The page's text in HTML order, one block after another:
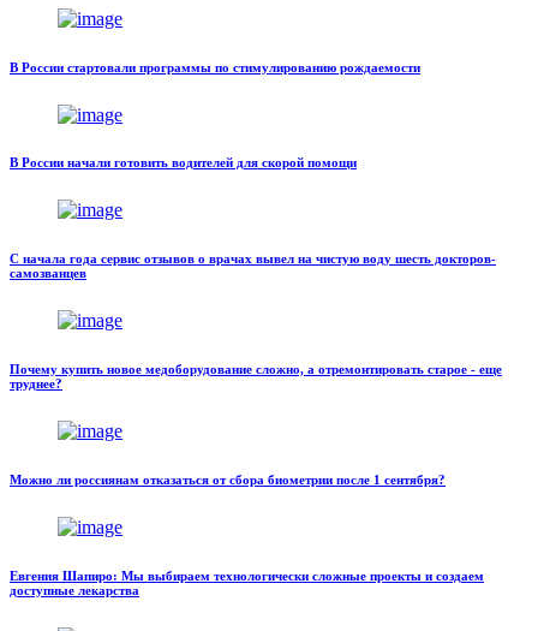
В России стартовали программы по стимулированию рождаемости
В России начали готовить водителей для скорой помощи
С начала года сервис отзывов о врачах вывел на чистую воду шесть докторов-
самозванцев
Почему купить новое медоборудование сложно, а отремонтировать старое - еще
труднее?
Можно ли россиянам отказаться от сбора биометрии после 1 сентября?
Евгения Шапиро: Мы выбираем технологически сложные проекты и создаем
доступные лекарства